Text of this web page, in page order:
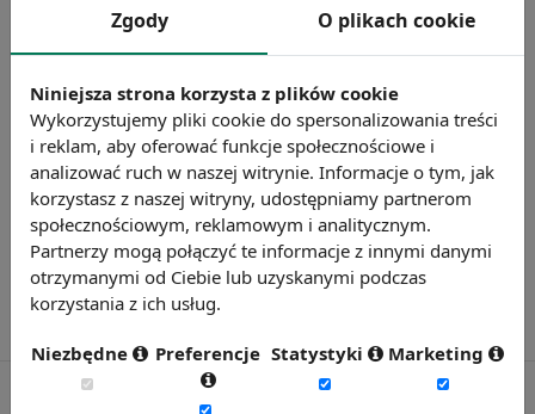
Zgody O plikach cookie
Niniejsza strona korzysta z plików cookie
Wykorzystujemy pliki cookie do spersonalizowania treści
i reklam, aby oferować funkcje społecznościowe i
analizować ruch w naszej witrynie. Informacje o tym, jak
korzystasz z naszej witryny, udostępniamy partnerom
społecznościowym, reklamowym i analitycznym.
Partnerzy mogą połączyć te informacje z innymi danymi
otrzymanymi od Ciebie lub uzyskanymi podczas
korzystania z ich usług.
Niezbędne Preferencje Statystyki Marketing